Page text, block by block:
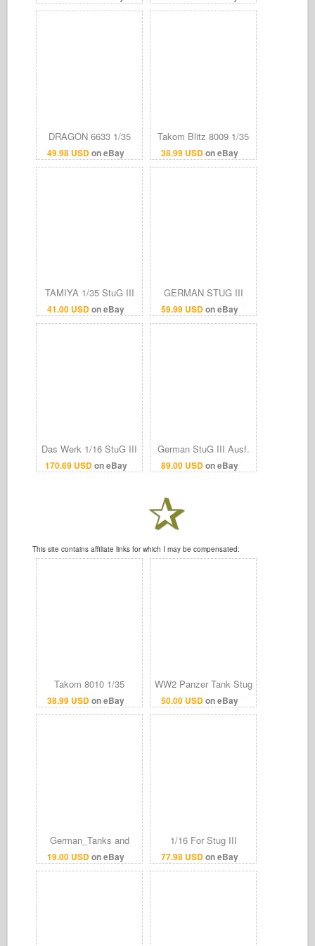
production with
StuG III Ausf. G PE
49.98 USDon eBay
DRAGON 6633 1/35
StuG.III Ausf.G
w/Zimmerit, July 1944,
38.99 USDon eBay
Takom Blitz 8009 1/35
StuH 42 & StuG III
Ausf.G Early
41.00 USDon eBay
TAMIYA 1/35 StuG III
Ausf.G Early Model
Tank Plastic Model Kit
59.99 USDon eBay
GERMAN STUG III
AUSF. G TANK #233
"ROME" 1943 1/72
170.69 USDon eBay
Das Werk 1/16 StuG III
Ausf.G w/Winterketten,
Tank
89.00 USDon eBay
German StuG III Ausf.
G assault gun from
World War II - Archive
This site contains affiliate links for which I may be compensated:
38.99 USDon eBay
Takom 8010 1/35
StuG.III Ausf.G early
production with
50.00 USDon eBay
WW2 Panzer Tank Stug
Letter Grouping German
Army
19.00 USDon eBay
German_Tanks and
Vehicles_Wargame3D_2
8MM
77.98 USDon eBay
1/16 For Stug III
(Henglong available)
Full Metal Skirt Armor